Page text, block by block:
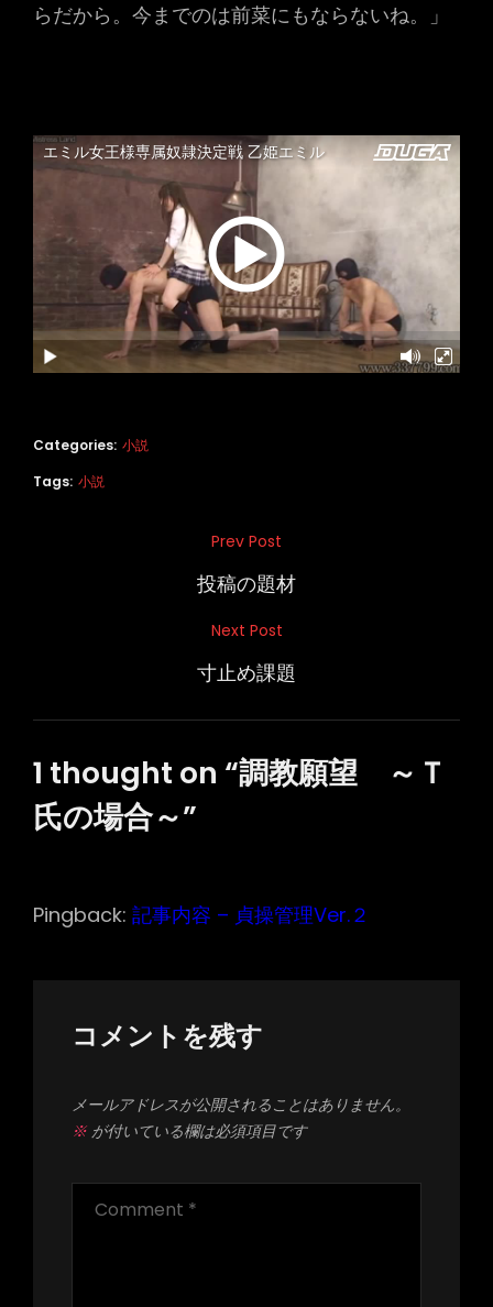
らだから。今までのは前菜にもならないね。」
Categories: 小説
Tags: 小説
ー
シ
ョ
ン
Prev Post
投稿の題材
Next Post
寸止め課題
1 thought on “調教願望 ～Ｔ
氏の場合～”
Pingback: 記事内容 – 貞操管理Ver.２
コメントを残す
メールアドレスが公開されることはありません。
※が付いている欄は必須項目です